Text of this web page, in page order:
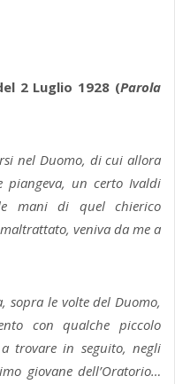
2 Luglio 1928 (Parola
nel Duomo, di cui allora
piangeva, un certo Ivaldi
mani di quel chierico
veniva da me a
sopra le volte del Duomo,
con qualche piccolo
trovare in seguito, negli
giovane dell’Oratorio…